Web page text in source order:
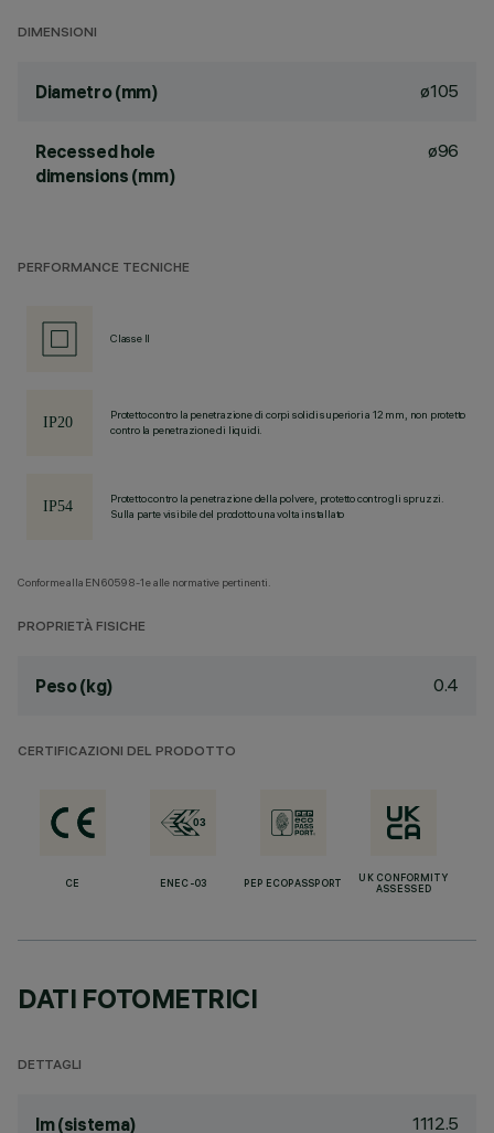
DIMENSIONI
Diametro (mm) ø105
Recessed hole
dimensions (mm)
ø96
PERFORMANCE TECNICHE
Classe II
Protetto contro la penetrazione di corpi solidi superiori a 12 mm, non protetto
contro la penetrazione di liquidi.
Protetto contro la penetrazione della polvere, protetto contro gli spruzzi.
Sulla parte visibile del prodotto una volta installato
Conforme alla EN60598-1 e alle normative pertinenti.
PROPRIETÀ FISICHE
Peso (kg) 0.4
CERTIFICAZIONI DEL PRODOTTO
CE ENEC-03 PEP ECOPASSPORT
UK CONFORMITY
ASSESSED
DATI FOTOMETRICI
DETTAGLI
lm (sistema) 1112.5